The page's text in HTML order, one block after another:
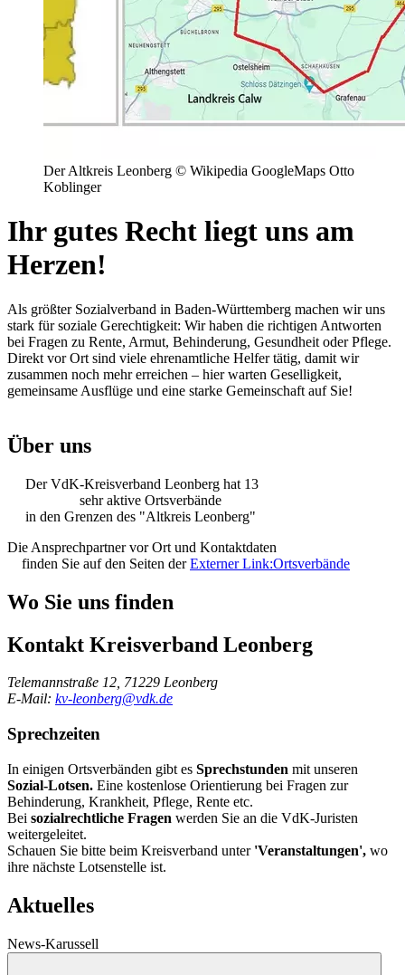
Der Altkreis Leonberg © Wikipedia GoogleMaps Otto
Koblinger
Ihr gutes Recht liegt uns am
Herzen!
Als größter Sozialverband in Baden-Württemberg machen wir uns
stark für soziale Gerechtigkeit: Wir haben die richtigen Antworten
bei Fragen zu Rente, Armut, Behinderung, Gesundheit oder Pflege.
Direkt vor Ort sind viele ehrenamtliche Helfer tätig, damit wir
zusammen noch mehr erreichen – hier warten Geselligkeit,
gemeinsame Ausflüge und eine starke Gemeinschaft auf Sie!
Über uns
Der VdK-Kreisverband Leonberg hat 13
sehr aktive Ortsverbände
in den Grenzen des "Altkreis Leonberg"
Die Ansprechpartner vor Ort und Kontaktdaten
finden Sie auf den Seiten derExterner Link:Ortsverbände
Wo Sie uns finden
Kontakt Kreisverband Leonberg
Telemannstraße 12, 71229 Leonberg
E-Mail: kv-leonberg@vdk.de
Sprechzeiten
In einigen Ortsverbänden gibt es Sprechstunden mit unseren
Sozial-Lotsen. Eine kostenlose Orientierung bei Fragen zur
Behinderung, Krankheit, Pflege, Rente etc.
Bei sozialrechtliche Fragen werden Sie an die VdK-Juristen
weitergeleitet.
Schauen Sie bitte beim Kreisverband unter 'Veranstaltungen', wo
ihre nächste Lotsenstelle ist.
Aktuelles
News-Karussell